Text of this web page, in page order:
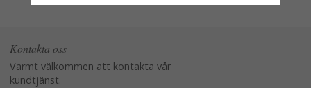
Kontakta oss
Varmt välkommen att kontakta vår
kundtjänst.